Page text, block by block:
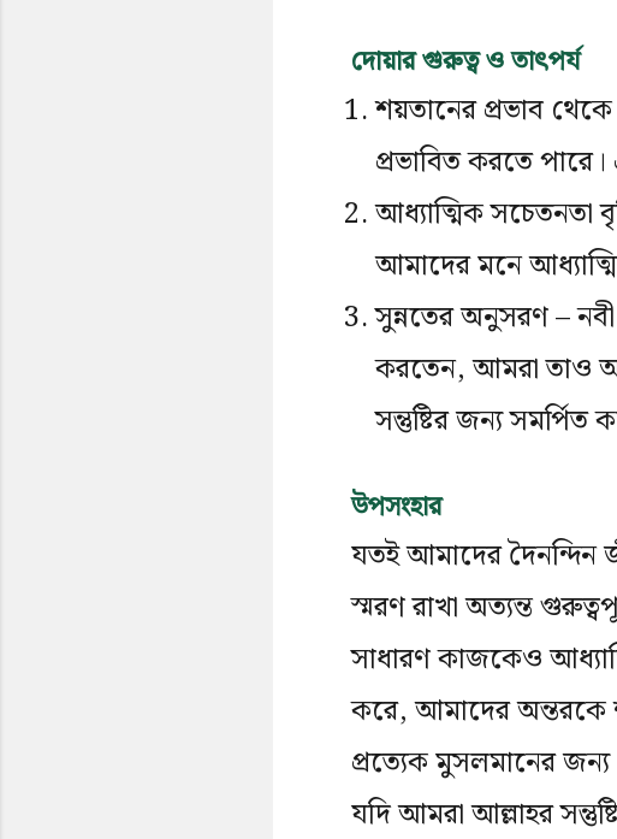
দোয়ার গুরুত্ব ও তাৎপর্য
শয়তানের প্রভাব
প্রভাবিত করতে
আধ্যাত্মিক সচেতনতা
আমাদের মনে
সুন্নতের অনুসরণ –
করতেন, আমরা তাও
সন্তুষ্টির জন্য সমর্পিত
উপসংহার
যতই আমাদের দৈনন্দিন
স্মরণ রাখা অত্যন্ত
সাধারণ কাজকেও
করে, আমাদের অন্তরকে
প্রত্যেক মুসলমানের
যদি আমরা আল্লাহর